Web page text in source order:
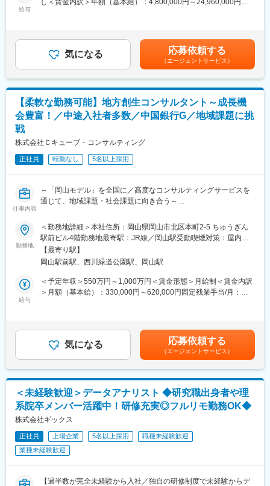
■働き方：
残業時間は平均20時間程度。開発工程等は対応しておらず、コン
きやすい環境を実現。
・厚生労働大臣より女性活躍を推進する優良企業として「えるぼ
し」認定
・「健康経営優良法人2024（大規模法人部門）」認定
変更の範囲：会社の定める業務
的な変革をもたらすための仕組みを提案し、構築していただきま
す。
・これらの業務に携わることで、ビジネスの変化に合わせながら
■キャリアパス：PL、PMなどのマネジメントや、技術に特化した
エンジニア、また他チームへの異動が可能です。コンサルティン
グ部門や、5～10年程度の長期的な業務委託を請けているクライ
平均15時間）へ異動することも可能です。
社長直轄で2015年から開始した組織風土改革“Project PRIDE”によ
の会議原則禁止」「残業ルール厳格化」「短日短時間勤務制度の
導入」「在宅勤務制度の全社展開」などを実施。社員の多様な働
る、生産性向上等の社員意識向上に繋がっています。
変更の範囲：会社の定める業務
給与
し＜賃金内訳＞年額（基本給）：4,800,000円～24,960,000円＜
気になる 応募依頼する
（エージェントサービス）
【柔軟な勤務可能】地方創生コンサルタント～成長機
会豊富！／中途入社者多数／中国銀行G／地域課題に挑
戦
株式会社Ｃキューブ・コンサルティング
正社員 転勤なし 5名以上採用
仕事内容
～「岡山モデル」を全国に／高度なコンサルティングサービスを
通じて、地域課題・社会課題に向き合う～
本ポジションは地域が抱えるデジタルインフラの整備や人材の不
足と移住・定住促進など、先進的なプロジェクトに関わることが
できます。 課題が山積している地方というフィールドで、自治体
や企業とコミュニケーションを取りながら業務を進めていく、社
会貢献性の高い仕事です。
す。
だきます。
・資料作成（パワーポイント等）やプロジェクトの議事録作成
・マネージャーの補佐業務
◎将来的には提案～プロジェクト受注～業務設計・運営等に携わ
っていただきます。
・戦略策定（ビジネスモデル、事業戦略、成長戦略、コスト構造
改革、他）
勤務地
＜勤務地詳細＞本社住所：岡山県岡山市北区本町2-5 ちゅうぎん
駅前ビル4階勤務地最寄駅：JR線／岡山駅受動喫煙対策：屋内全
面禁煙変更の範囲：無
【最寄り駅】
岡山駅前駅、西川緑道公園駅、岡山駅
給与
＜予定年収＞550万円～1,000万円＜賃金形態＞月給制＜賃金内訳
＞月額（基本給）：330,000円～620,000円固定残業手当/月：
予定年収はあくまでも目安の金額であり、選考を通じて上下する
可能性があります。※上記年収には30時間/月分の固定残業代を含
んでいます。■昇給：年1回■賞与：年2回ご本人のパフォーマンス
に応じ積極的に昇給・昇進します。賃金はあくまでも目安の金額
であり、選考を通じて上下する可能性があります。月給(月額)は固
定手当を含めた表記です。
気になる 応募依頼する
（エージェントサービス）
＜未経験歓迎＞データアナリスト ◆研究職出身者や理
系院卒メンバー活躍中！研修充実◎フルリモ勤務OK◆
株式会社ギックス
正社員 上場企業 5名以上採用
職種未経験歓迎
業種未経験歓迎
【過半数が完全未経験から入社／独自の研修制度で未経験からデ